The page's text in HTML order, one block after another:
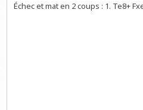
Échec et mat en 2 coups : 1. Te8+